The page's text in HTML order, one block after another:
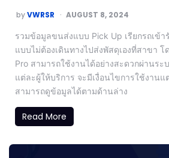
byVWRSR AUGUST 8, 2024
รวมข้อมูลขนส่งแบบ Pick Up เรียกรถเข้
แบบไม่ต้องเดินทางไปส่งพัสดุเองที่สาขา โ
Pro สามารถใช้งานได้อย่างสะดวกผ่านระ
แต่ละผู้ให้บริการ จะมีเงื่อนไขการใช้งานแ
สามารถดูข้อมูลได้ตามด้านล่าง
Read More